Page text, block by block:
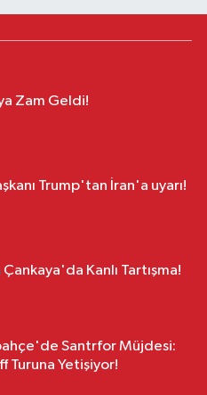
Zam Geldi!
Trump'tan İran'a uyarı!
Kanlı Tartışma!
Santrfor Müjdesi:
Turuna Yetişiyor!